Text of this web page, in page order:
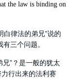
the law is binding on
白律法的弟兄”说的
三个问题。
兄”？是一般的犹太
行出来的法利赛